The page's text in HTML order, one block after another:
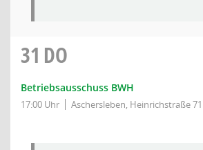
31 DO
Betriebsausschuss BWH
17:00 Uhr Aschersleben, Heinrichstraße 71